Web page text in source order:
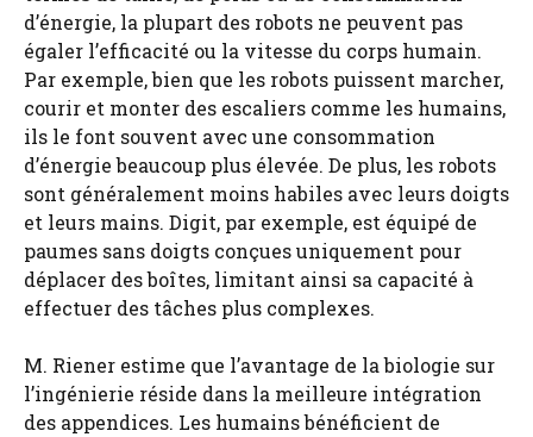
d’énergie, la plupart des robots ne peuvent pas
égaler l’efficacité ou la vitesse du corps humain.
Par exemple, bien que les robots puissent marcher,
courir et monter des escaliers comme les humains,
ils le font souvent avec une consommation
d’énergie beaucoup plus élevée. De plus, les robots
sont généralement moins habiles avec leurs doigts
et leurs mains. Digit, par exemple, est équipé de
paumes sans doigts conçues uniquement pour
déplacer des boîtes, limitant ainsi sa capacité à
effectuer des tâches plus complexes.
M. Riener estime que l’avantage de la biologie sur
l’ingénierie réside dans la meilleure intégration
des appendices. Les humains bénéficient de